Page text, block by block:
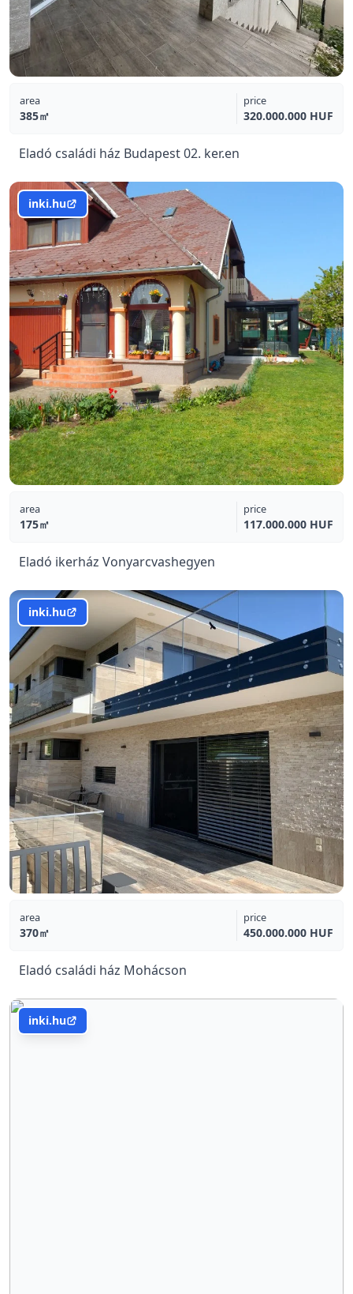
area
385㎡
price
320.000.000 HUF
Eladó családi ház Budapest 02. ker.en
inki.hu
area
175㎡
price
117.000.000 HUF
Eladó ikerház Vonyarcvashegyen
inki.hu
area
370㎡
price
450.000.000 HUF
Eladó családi ház Mohácson
inki.hu